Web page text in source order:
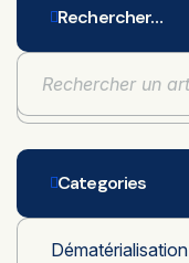
Rechercher…
Categories
Dématérialisation